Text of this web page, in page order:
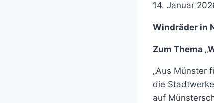
14. Januar
Windräder in
Zum Thema
„Aus Münster
die
auf